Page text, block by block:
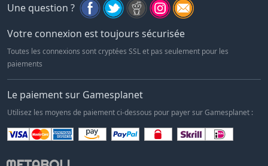
Une question ?
Votre connexion est toujours sécurisée
Toutes les connexions sont cryptées SSL et pas seulement pour les
paiements
Le paiement sur Gamesplanet
Utilisez les moyens de paiement ci-dessous pour payer sur Gamesplanet :